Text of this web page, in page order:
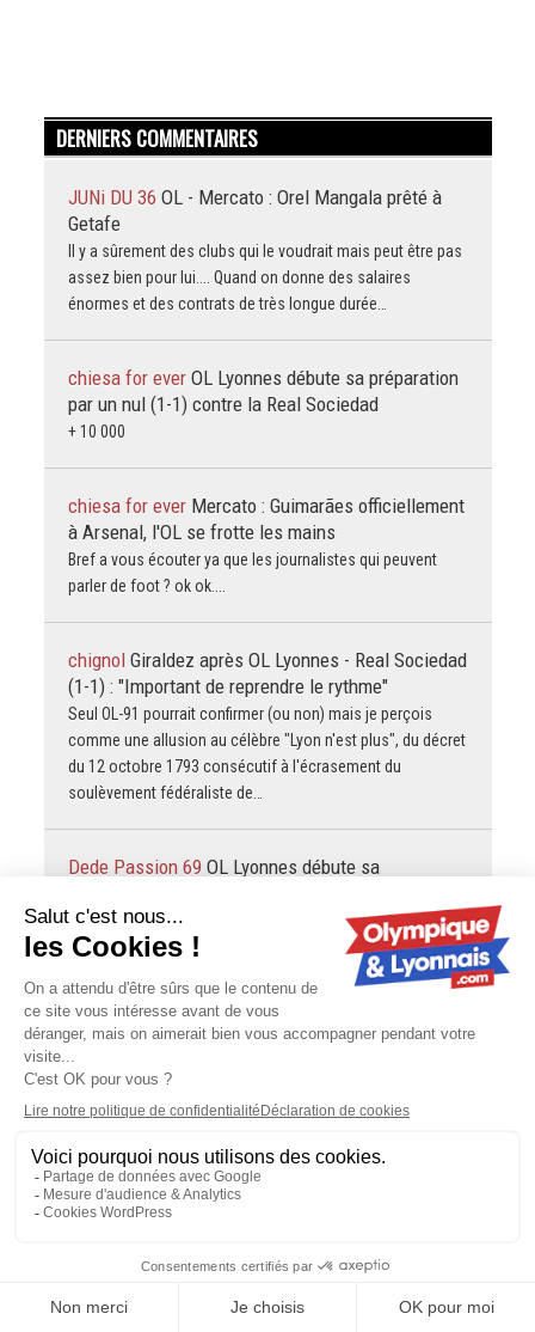
DERNIERS COMMENTAIRES
JUNi DU 36 OL - Mercato : Orel Mangala prêté à
Getafe
Il y a sûrement des clubs qui le voudrait mais peut être pas
assez bien pour lui.... Quand on donne des salaires
énormes et des contrats de très longue durée…
chiesa for ever OL Lyonnes débute sa préparation
par un nul (1-1) contre la Real Sociedad
+ 10 000
chiesa for ever Mercato : Guimarães officiellement
à Arsenal, l'OL se frotte les mains
Bref a vous écouter ya que les journalistes qui peuvent
parler de foot ? ok ok....
chignol Giraldez après OL Lyonnes - Real Sociedad
(1-1) : "Important de reprendre le rythme"
Seul OL-91 pourrait confirmer (ou non) mais je perçois
comme une allusion au célèbre "Lyon n'est plus", du décret
du 12 octobre 1793 consécutif à l'écrasement du
soulèvement fédéraliste de…
Dede Passion 69 OL Lyonnes débute sa
Sociedad
Salut les amoureux du foot féminin, Quelques mots pour
saluer celui qui fait maintenant partie des meubles ici, et
est aussi le meilleur d'entre nous ! ( Enfin, un des…
chiesa for ever
à Arsenal, l'OL se frotte les mains
impossible...Malheureusement on va faire avec toute la
saison je le crains...après il réussi souvent là ou on
l'attends pas...
Mercato : Thomas Meunier aurait
pu signer à l'OL